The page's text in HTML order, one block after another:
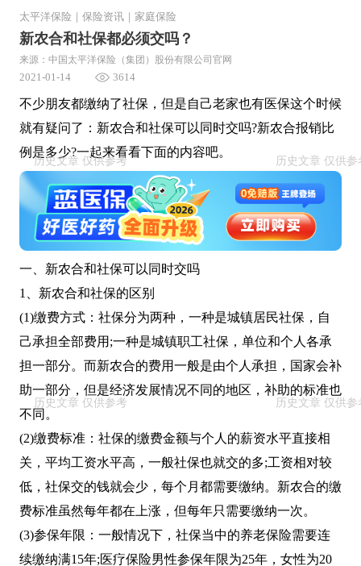
太平洋保险 保险资讯 家庭保险
新农合和社保都必须交吗？
来源：中国太平洋保险（集团）股份有限公司官网
2021-01-14 3614
不少朋友都缴纳了社保，但是自己老家也有医保这个时候
就有疑问了：新农合和社保可以同时交吗?新农合报销比
例是多少?一起来看看下面的内容吧。
一、新农合和社保可以同时交吗
1、新农合和社保的区别
(1)缴费方式：社保分为两种，一种是城镇居民社保，自
己承担全部费用;一种是城镇职工社保，单位和个人各承
担一部分。而新农合的费用一般是由个人承担，国家会补
助一部分，但是经济发展情况不同的地区，补助的标准也
不同。
(2)缴费标准：社保的缴费金额与个人的薪资水平直接相
关，平均工资水平高，一般社保也就交的多;工资相对较
低，社保交的钱就会少，每个月都需要缴纳。新农合的缴
费标准虽然每年都在上涨，但每年只需要缴纳一次。
(3)参保年限：一般情况下，社保当中的养老保险需要连
续缴纳满15年;医疗保险男性参保年限为25年，女性为20